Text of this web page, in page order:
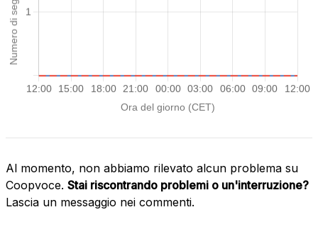
Al momento, non abbiamo rilevato alcun problema su
Coopvoce. Stai riscontrando problemi o un'interruzione?
Lascia un messaggio nei commenti.